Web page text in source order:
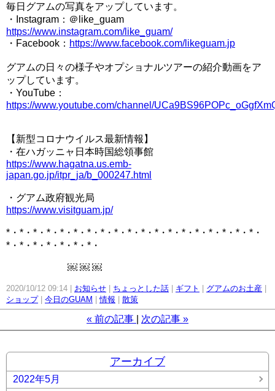
毎日グアムの写真をアップしています。
・Instagram：＠like_guam
https://www.instagram.com/like_guam/
・Facebook： https://www.facebook.com/likeguam.jp
グアムの日々の様子やオプショナルツアーの紹介動画をア
ップしています。
・YouTube：
https://www.youtube.com/channel/
【新型コロナウイルス最新情報】
・在ハガッニャ日本時国総領事館
https://www.hagatna.us.emb-
japan.go.jp/itpr_ja/b_000247.html
・グアム政府観光局
https://www.visitguam.jp/
*・*・*・*・*・*・*・*・*・*・*・*・*・*・*・*・*・*・*・
*・*・*・*・*・*・*・
￼ ￼ ￼
2020/10/12 09:14 お知らせ ちょっとした話 ギフト
グアムのお土産
ショップ
今日のGUAM 情報 散策
« 前の記事 次の記事 »
アーカイブ
2022年5月